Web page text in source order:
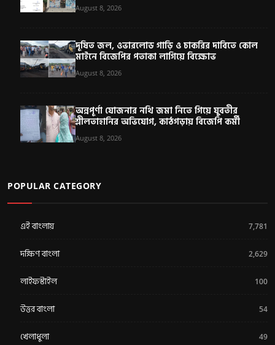
August 8, 2026
দূষিত জল, ওভারলোড গাড়ি ও চাকরির দাবিতে কোল
মাইনে বিজেপির পতাকা লাগিয়ে বিক্ষোভ
August 8, 2026
অন্নপূর্ণা যোজনার নথি জমা নিতে গিয়ে যুবতীর
শ্লীলতাহানির অভিযোগ, কাঠগড়ায় বিজেপি কর্মী
August 8, 2026
POPULAR CATEGORY
এই বাংলায় 7,781
দক্ষিণ বাংলা 2,629
লাইফস্টাইল 100
উত্তর বাংলা 54
খেলাধুলা 49